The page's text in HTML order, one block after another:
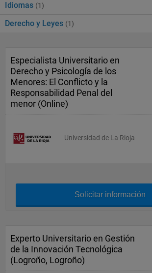
Idiomas (1)
Derecho y Leyes (1)
Especialista Universitario en
Derecho y Psicología de los
Menores: El Conflicto y la
Responsabilidad Penal del
menor (Online)
Universidad de La Rioja
Solicitar información
Experto Universitario en Gestión
de la Innovación Tecnológica
(Logroño, Logroño)